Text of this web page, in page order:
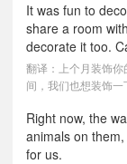
It was fun to
share a room
decorate it too.
翻译：上个月装饰
间，我们也想装饰
Right now, the
animals on
for us.